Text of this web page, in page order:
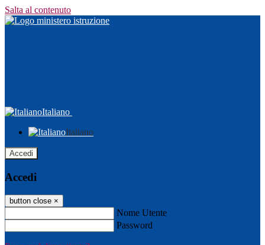
Salta al contenuto
Italiano
Italiano
Accedi
Accedi
button close ×
Nome Utente
Password